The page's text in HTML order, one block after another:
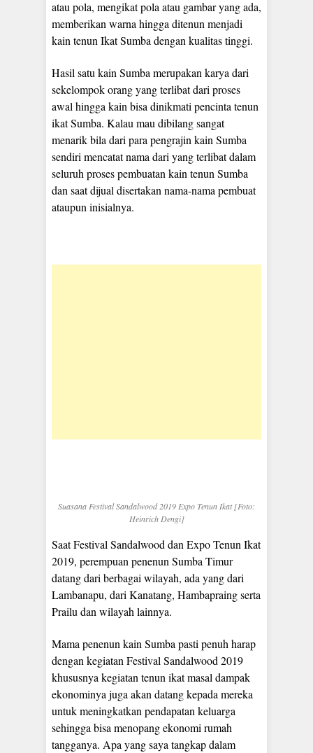
atau pola, mengikat pola atau gambar yang ada,
memberikan warna hingga ditenun menjadi
kain tenun Ikat Sumba dengan kualitas tinggi.
Hasil satu kain Sumba merupakan karya dari
sekelompok orang yang terlibat dari proses
awal hingga kain bisa dinikmati pencinta tenun
ikat Sumba. Kalau mau dibilang sangat
menarik bila dari para pengrajin kain Sumba
sendiri mencatat nama dari yang terlibat dalam
seluruh proses pembuatan kain tenun Sumba
dan saat dijual disertakan nama-nama pembuat
ataupun inisialnya.
Suasana Festival Sandalwood 2019 Expo Tenun Ikat [Foto:
Heinrich Dengi]
Saat Festival Sandalwood dan Expo Tenun Ikat
2019, perempuan penenun Sumba Timur
datang dari berbagai wilayah, ada yang dari
Lambanapu, dari Kanatang, Hambapraing serta
Prailu dan wilayah lainnya.
Mama penenun kain Sumba pasti penuh harap
dengan kegiatan Festival Sandalwood 2019
khususnya kegiatan tenun ikat masal dampak
ekonominya juga akan datang kepada mereka
untuk meningkatkan pendapatan keluarga
sehingga bisa menopang ekonomi rumah
tangganya. Apa yang saya tangkap dalam